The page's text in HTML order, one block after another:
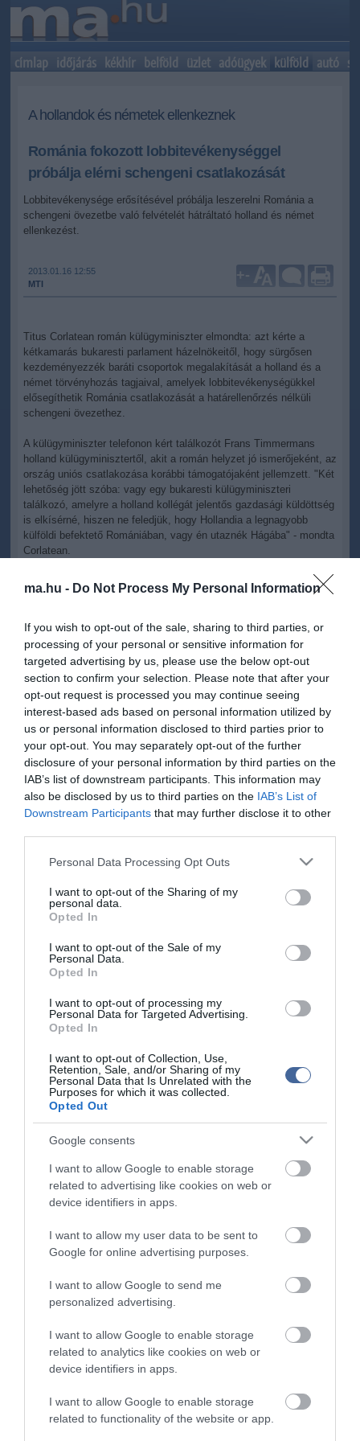
ma.hu - Do Not Process My Personal Information
If you wish to opt-out of the sale, sharing to third parties, or
processing of your personal or sensitive information for
targeted advertising by us, please use the below opt-out
section to confirm your selection. Please note that after your
opt-out request is processed you may continue seeing
interest-based ads based on personal information utilized by
us or personal information disclosed to third parties prior to
your opt-out. You may separately opt-out of the further
disclosure of your personal information by third parties on the
IAB’s list of downstream participants. This information may
also be disclosed by us to third parties on the IAB’s List of
Downstream Participants that may further disclose it to other
Please note that this website/app uses one or more Google
not limited to your visit or usage behaviour. You may click to
grant or deny consent to Google and its third-party tags to
use your data for below specified purposes in below Google
consent section.
Personal Data Processing Opt Outs
I want to opt-out of the Sharing of my
personal data.
Opted In
I want to opt-out of the Sale of my
Personal Data.
Opted In
I want to opt-out of processing my
Personal Data for Targeted Advertising.
Opted In
I want to opt-out of Collection, Use,
Retention, Sale, and/or Sharing of my
Personal Data that Is Unrelated with the
Purposes for which it was collected.
Opted Out
Google consents
I want to allow Google to enable storage
related to advertising like cookies on web or
device identifiers in apps.
I want to allow my user data to be sent to
Google for online advertising purposes.
I want to allow Google to send me
personalized advertising.
I want to allow Google to enable storage
related to analytics like cookies on web or
device identifiers in apps.
I want to allow Google to enable storage
related to functionality of the website or app.
címlap időjárás kékhír belföld üzlet adóügyek külföld autó
A hollandok és németek ellenkeznek
Románia fokozott lobbitevékenységgel
próbálja elérni schengeni csatlakozását
Lobbitevékenysége erősítésével próbálja leszerelni Románia a
schengeni övezetbe való felvételét hátráltató holland és német
ellenkezést.
2013.01.16 12:55
MTI
+-
Titus Corlatean román külügyminiszter elmondta: azt kérte a
kétkamarás bukaresti parlament házelnökeitől, hogy sürgősen
kezdeményezzék baráti csoportok megalakítását a holland és a
német törvényhozás tagjaival, amelyek lobbitevékenységükkel
elősegíthetik Románia csatlakozását a határellenőrzés nélküli
schengeni övezethez.
A külügyminiszter telefonon kért találkozót Frans Timmermans
holland külügyminisztertől, akit a román helyzet jó ismerőjeként, az
ország uniós csatlakozása korábbi támogatójaként jellemzett. "Két
lehetőség jött szóba: vagy egy bukaresti külügyminiszteri
találkozó, amelyre a holland kollégát jelentős gazdasági küldöttség
is elkísérné, hiszen ne feledjük, hogy Hollandia a legnagyobb
külföldi befektető Romániában, vagy én utaznék Hágába" - mondta
Corlatean.
Hozzátette: reményei szerint az idén megoldódik Románia
schengeni csatlakozásának problémája. A román hatóságok több
határellenőrzés nélküli övezetbe való belépés feltételeit, a
csatlakozást hátráltató holland és német ellenkezést pedig Hága
és Berlin belpolitikai megfontolásainak tulajdonítják.
Bukarest arra számít, hogy az Európai Unió belügyminisztereinek
márciusi találkozóján döntés születik Románia és Bulgária
schengeni csatlakozásáról, oly módon, hogy márciusban a légi és
vízi, 2013 végén pedig a szárazföldi közlekedésben is megvalósul
a két ország beépülése a szabad mozgást biztosító térségbe.
ügyében
Bírálják az EP-ben: Sarkozynek nem kellenek a schengeni
Sarkozy: felül kell vizsgálni a schengeni egyezményt
kommenteket nem tudja befolyásolni - azok az olvasók személyes véleményét
tartalmazzák.
Kérjük, kulturáltan, mások személyiségi jogainak és jó hírnevének tiszteletben
tartásával kommenteljenek!
ma.hu legfrissebb hírei:
Saját életét is kockára tette a magyar erdész, hogy
megállítsa a tüzet
Második világháborús MG-42 géppuskát emeltek ki a
Dunából - a rendőrség lefoglalta
keretszerződését
Megérkezett az eső a Duna vízgyűjtőjére
Újabb két gyanúsítottat fogtak el a 600 milliós
Vizes Eb - Megvan az első magyar arany, a nyíltvízi úszó